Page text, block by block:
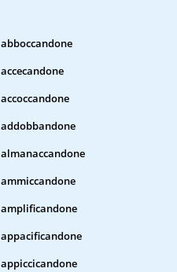
abboccandone
accecandone
accoccandone
addobbandone
almanaccandone
ammiccandone
amplificandone
appacificandone
appiccicandone